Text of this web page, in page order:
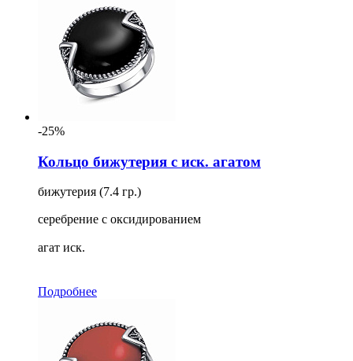
-25%
Кольцо бижутерия с иск. агатом
бижутерия (7.4 гр.)
серебрение с оксидированием
агат иск.
Подробнее